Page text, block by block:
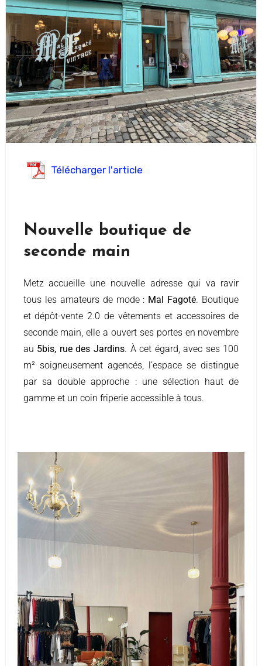
Télécharger l'article
Nouvelle boutique de
seconde main
Metz accueille une nouvelle adresse qui va ravir
tous les amateurs de mode : Mal Fagoté. Boutique
et dépôt-vente 2.0 de vêtements et accessoires de
seconde main, elle a ouvert ses portes en novembre
au 5bis, rue des Jardins. À cet égard, avec ses 100
m² soigneusement agencés, l’espace se distingue
par sa double approche : une sélection haut de
gamme et un coin friperie accessible à tous.